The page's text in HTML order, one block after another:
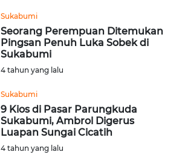
Sukabumi
Seorang Perempuan Ditemukan
Pingsan Penuh Luka Sobek di
Sukabumi
4 tahun yang lalu
Sukabumi
9 Kios di Pasar Parungkuda
Sukabumi, Ambrol Digerus
Luapan Sungai Cicatih
4 tahun yang lalu